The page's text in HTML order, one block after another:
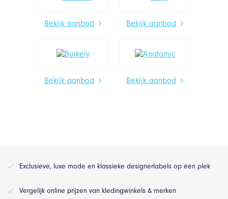
Bekijk aanbod Bekijk aanbod
Bekijk aanbod Bekijk aanbod
Exclusieve, luxe mode en klassieke designerlabels op één plek
Vergelijk online prijzen van kledingwinkels & merken